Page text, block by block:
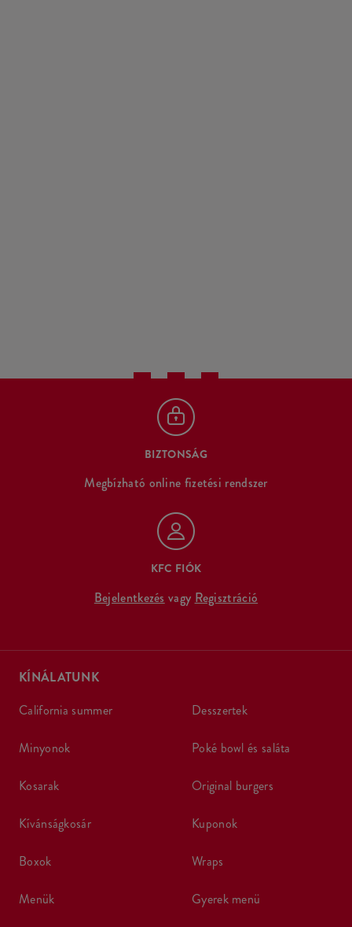
BIZTONSÁG
Megbízható online fizetési rendszer
KFC FIÓK
Bejelentkezés vagy Regisztráció
KÍNÁLATUNK
california summer
minyonok
kosarak
kívánságkosár
boxok
menük
desszertek
poké bowl és saláta
original burgers
kuponok
wraps
gyerek menü